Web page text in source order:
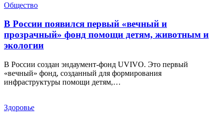
Общество
В России появился первый «вечный и
прозрачный» фонд помощи детям, животным и
экологии
В России создан эндаумент-фонд UVIVO. Это первый
«вечный» фонд, созданный для формирования
инфраструктуры помощи детям,…
Здоровье